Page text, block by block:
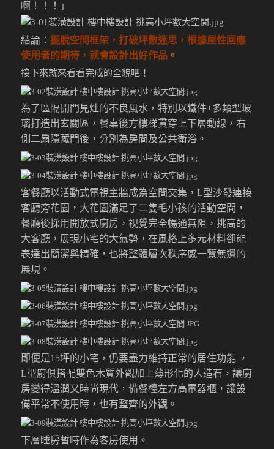
啊！！！」
結論：擺脫空間框架，打破坪數迷思，根據屋性回應
使用者的期待，就會設計出好作品 。
接下來就來看看完成的全貌吧！
為了區隔開門見灶的不良風水，特別以鐵件+多類型玻
璃打造出玄關區 ，餐桌後方樓梯貫穿上下層動線，右
側 二扇 隱藏門後，分別為房間及公共衛浴。
客餐廳以活動式電視主牆成為空間交集，L型沙發連接
客廳旁花園， 大花園滿足了二隻毛小孩的活動空間，
餐廳後採用開放式廚房，視覺完全暢通無阻，挑高的
大客廳，展現小宅的大氣勢 ，在風格上多元材料卻能
表達出簡潔與精確，也將整體層次秩序感一覽無遺的
展現。
即便是15坪的小宅，仍要盡力維持正常的居住功能 ，
L型廚俱搭配雙色木質外觀加上薄形化的人造石，讓廚
房變得溫潤又時尚現代，備餐檯左方高電器櫃，讓設
備平常不使用時，也有整齊的外觀。
下層睡房暫時作為客房使用。